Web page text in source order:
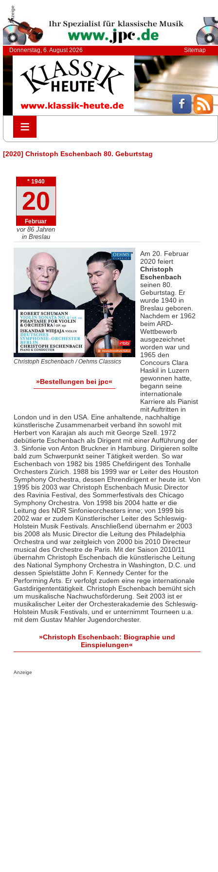
Anzeige
Donnerstag, 6. August 2026 Sitemap
≡
≡
[2020] Christoph Eschenbach 80. Geburtstag
* 1940
20
Februar
vor 86 Jahren
in Breslau
Christoph Eschenbach / Oehms Classics
»Bestellungen bei jpc«
Am 20. Februar
2020 feiert
Christoph
Eschenbach
seinen 80.
Geburtstag. Er
wurde 1940 in
Breslau geboren.
Nachdem er 1962
beim ARD-
Wettbewerb
ausgezeichnet
worden war und
1965 den
Concours Clara
Haskil in Luzern
gewonnen hatte,
begann seine
internationale
Karriere als Pianist
mit Auftritten in
London und in den USA. Eine anhaltende, nachhaltige
künstlerische Zusammenarbeit verband ihn sowohl mit
Herbert von Karajan als auch mit George Szell. 1972
debütierte Eschenbach als Dirigent mit einer Aufführung der
3. Sinfonie von Anton Bruckner in Hamburg. Dirigieren sollte
bald zum Schwerpunkt seiner Tätigkeit werden. So war
Eschenbach von 1982 bis 1985 Chefdirigent des Tonhalle
Orchesters Zürich. 1988 bis 1999 war er Leiter des Houston
Symphony Orchestra, dessen Ehrendirigent er heute ist. Von
1995 bis 2003 war Christoph Eschenbach Music Director
des Ravinia Festival, des Sommerfestivals des Chicago
Symphony Orchestra. Von 1998 bis 2004 hatte er die
Leitung des NDR Sinfonieorchesters inne; von 1999 bis
2002 war er zudem Künstlerischer Leiter des Schleswig-
Holstein Musik Festivals. Anschließend übernahm er 2003
bis 2008 als Music Director die Leitung des Philadelphia
Orchestra und war zeitgleich von 2000 bis 2010 Directeur
musical des Orchestre de Paris. Mit der Saison 2010/11
übernahm Christoph Eschenbach die künstlerische Leitung
des National Symphony Orchestra in Washington, D.C. und
dessen Spielstätte John F. Kennedy Center for the
Performing Arts. Er verfolgt zudem eine rege internationale
Gastdirigententätigkeit. Christoph Eschenbach bemüht sich
um musikalische Nachwuchsförderung. Seit 2003 ist er
musikalischer Leiter der Orchesterakademie des Schleswig-
Holstein Musik Festivals, und er unternimmt Tourneen u.a.
mit dem Gustav Mahler Jugendorchester.
»Christoph Eschenbach: Biographie und
Einspielungen«
Anzeige